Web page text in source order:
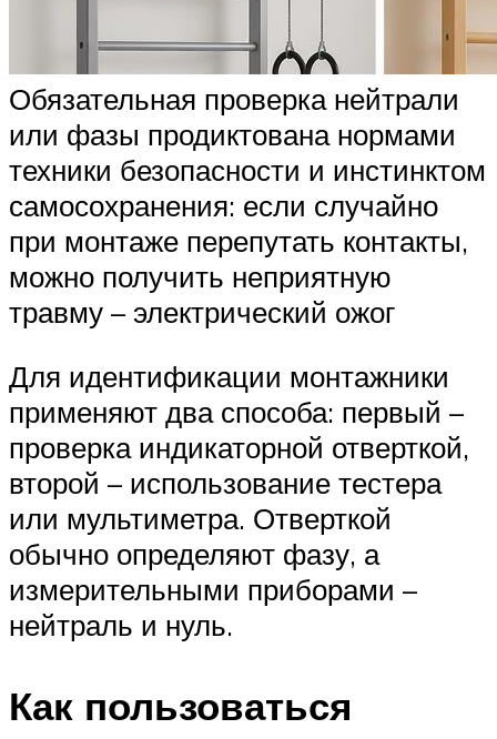
Обязательная проверка нейтрали
или фазы продиктована нормами
техники безопасности и инстинктом
самосохранения: если случайно
при монтаже перепутать контакты,
можно получить неприятную
травму – электрический ожог
Для идентификации монтажники
применяют два способа: первый –
проверка индикаторной отверткой,
второй – использование тестера
или мультиметра. Отверткой
обычно определяют фазу, а
измерительными приборами –
нейтраль и нуль.
Как пользоваться